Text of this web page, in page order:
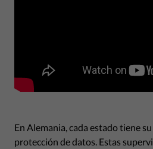
En Alemania, cada estado tiene
protección de datos. Estas